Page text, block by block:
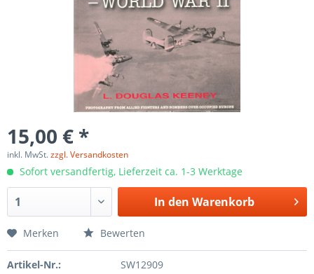
15,00 € *
inkl. MwSt.zzgl. Versandkosten
Sofort versandfertig, Lieferzeit ca. 1-3 Werktage
In den Warenkorb
Merken Bewerten
Artikel-Nr.:
SW12909